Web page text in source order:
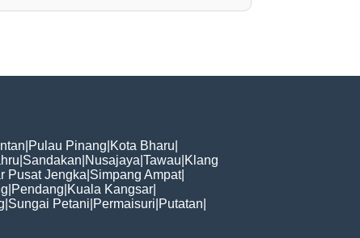
Pulau Pinang Kota Bharu
Sandakan Nusajaya Tawau Klang
Pusat Jengka Simpang Ampat|
Pendang Kuala Kangsar
Sungai Petani Permaisuri Putatan